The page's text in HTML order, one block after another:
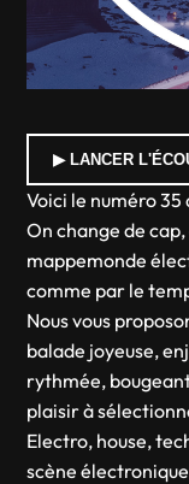
▶ LANCER
Voici le numéro
On change de
mappemonde
comme par le
Nous vous
balade joyeuse,
rythmée,
plaisir à
Electro, house,
scène